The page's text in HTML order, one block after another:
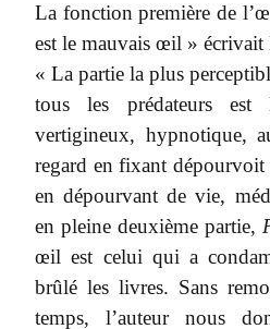
La fonction première de
est le mauvais œil » écrivait
« La partie la plus
tous les prédateurs
vertigineux, hypnotique,
regard en fixant
en dépourvant de vie,
en pleine deuxième partie,
œil est celui qui a
brûlé les livres. Sans
temps, l’auteur nous